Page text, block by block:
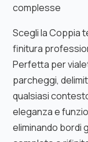
complesse
Scegli la Coppia
finitura
Perfetta per
parcheggi,
qualsiasi
eleganza e
eliminando bordi